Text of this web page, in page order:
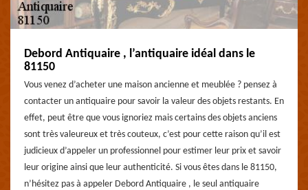
Debord Antiquaire , l’antiquaire idéal dans le
81150
Vous venez d’acheter une maison ancienne et meublée ? pensez à
contacter un antiquaire pour savoir la valeur des objets restants. En
effet, peut être que vous ignoriez mais certains des objets anciens
sont très valeureux et très couteux, c’est pour cette raison qu’il est
judicieux d’appeler un professionnel pour estimer leur prix et savoir
leur origine ainsi que leur authenticité. Si vous êtes dans le 81150,
n’hésitez pas à appeler Debord Antiquaire , le seul antiquaire